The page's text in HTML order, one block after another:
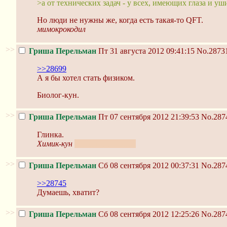
>а от технических задач - у всех, имеющих глаза и
Но люди не нужны же, когда есть такая-то QFT.
мимокрокодил
>> Гриша Перельман Пт 31 августа 2012 09:41:15 No.28731
>>28699
А я бы хотел стать физиком.
Биолог-кун.
>> Гриша Перельман Пт 07 сентября 2012 21:39:53
Глинка.
Химик-кун
>> Гриша Перельман Сб 08 сентября 2012 00:37:31
>>28745
Думаешь, хватит?
>> Гриша Перельман Сб 08 сентября 2012 12:25:26